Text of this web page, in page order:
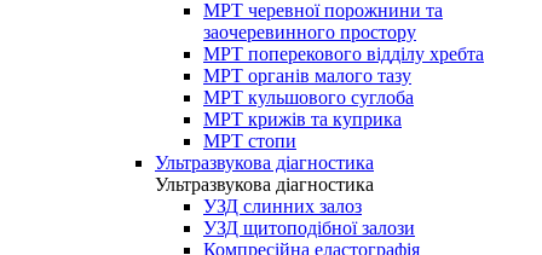
МРТ черевної порожнини та
заочеревинного простору
МРТ поперекового відділу хребта
МРТ органів малого тазу
МРТ кульшового суглоба
МРТ крижів та куприка
МРТ стопи
Ультразвукова діагностика
Ультразвукова діагностика
УЗД слинних залоз
УЗД щитоподібної залози
Компресійна еластографія